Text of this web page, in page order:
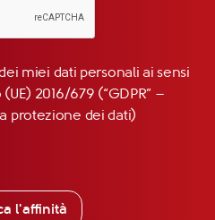
miei dati personali ai sensi
2016/679 (“GDPR” –
protezione dei dati)
l'affinità